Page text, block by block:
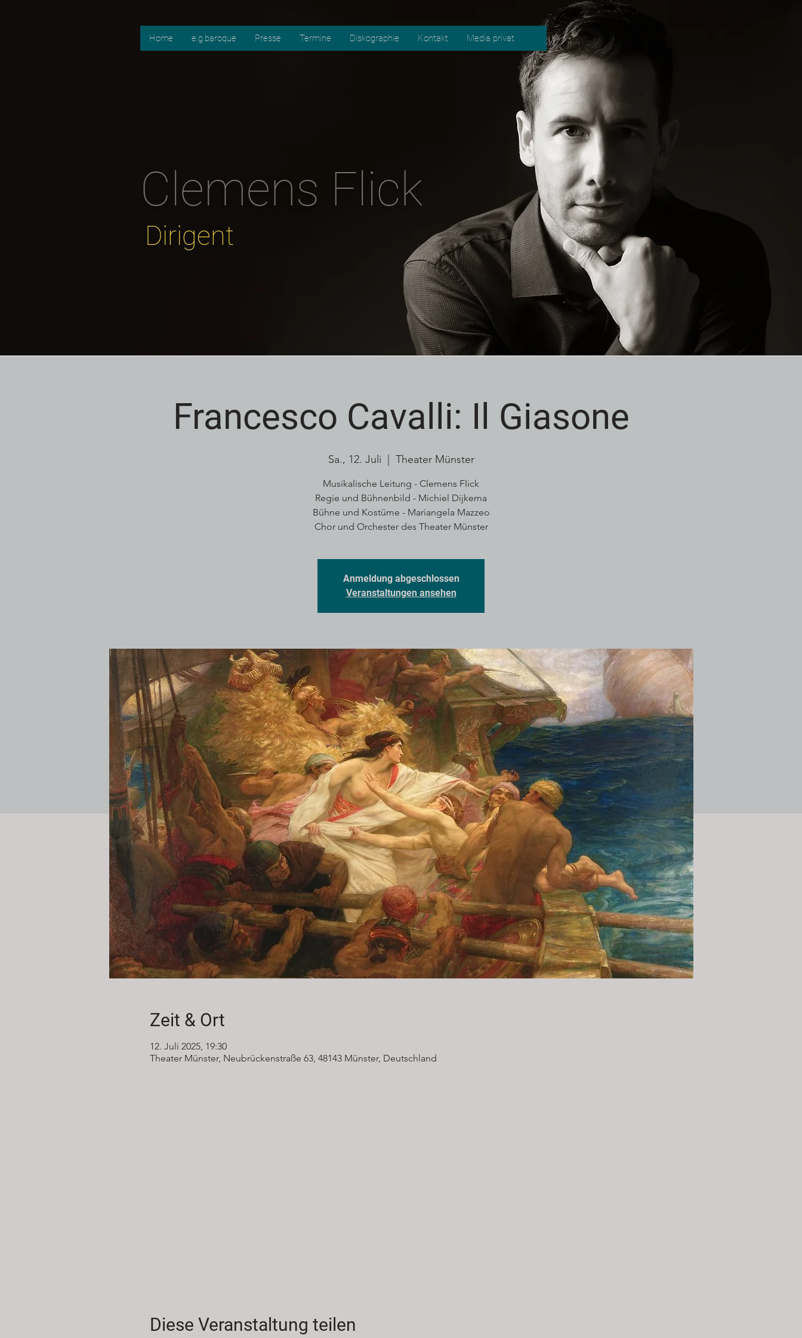
Clemens Flick
Dirigent
Home e.g.baroque Presse Termine Diskographie Kontakt Media privat
Francesco Cavalli: Il Giasone
Sa., 12. Juli Theater Münster
Musikalische Leitung - Clemens Flick
Regie und Bühnenbild - Michiel Dijkema
Bühne und Kostüme - Mariangela Mazzeo
Chor und Orchester des Theater Münster
Anmeldung abgeschlossen
Veranstaltungen ansehen
Zeit & Ort
12. Juli 2025, 19:30
Theater Münster, Neubrückenstraße 63, 48143 Münster, Deutschland
Diese Veranstaltung teilen